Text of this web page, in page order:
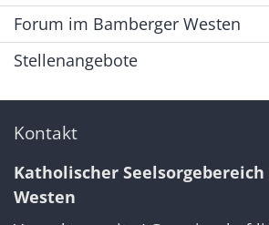
Forum im Bamberger Westen
Stellenangebote
Kontakt
Katholischer
Westen